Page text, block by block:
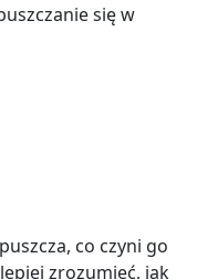
się w
co czyni go
zrozumieć, jak